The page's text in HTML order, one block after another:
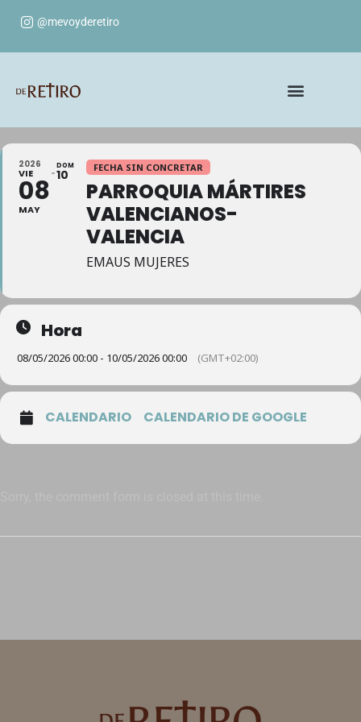
@mevoyderetiro
2026
VIE
08
MAY
DOM
10 FECHA SIN CONCRETAR
PARROQUIA MÁRTIRES
VALENCIANOS-
VALENCIA
EMAUS MUJERES
Hora
08/05/2026 00:00 - 10/05/2026 00:00 (GMT+02:00)
CALENDARIO CALENDARIO DE GOOGLE